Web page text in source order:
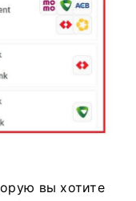
вы хотите